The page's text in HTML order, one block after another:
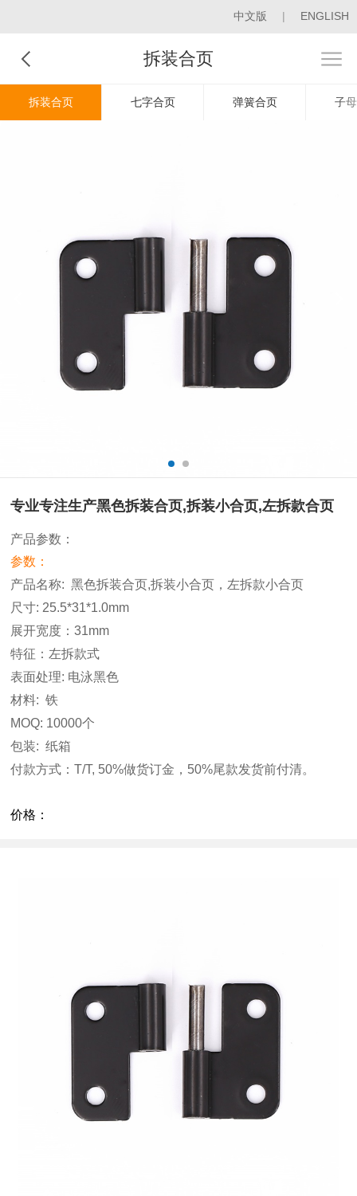
中文版 | ENGLISH
拆装合页
拆装合页 七字合页 弹簧合页 子
专业专注生产黑色拆装合页,拆装小合页,左拆款合页
产品参数：
参数：
产品名称:黑色拆装合页,拆装小合页，左拆款小合页
尺寸: 25.5*31*1.0mm
展开宽度：31mm
特征：左拆款式
表面处理: 电泳黑色
材料:铁
MOQ: 10000个
包装:纸箱
付款方式：T/T, 50%做货订金， 50%尾款发货前付清。
价格：